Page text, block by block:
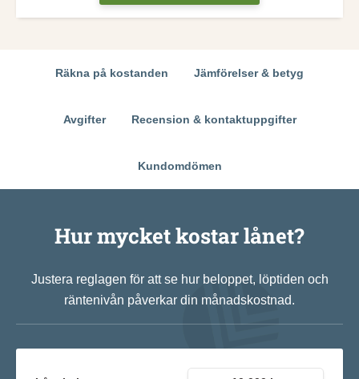
Räkna på kostanden Jämförelser & betyg
Avgifter Recension & kontaktuppgifter
Kundomdömen
Hur mycket kostar lånet?
Justera reglagen för att se hur beloppet, löptiden och
räntenivån påverkar din månadskostnad.